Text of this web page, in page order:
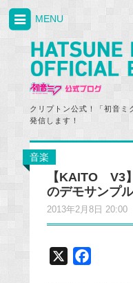
クリプトン公式！「初音ミ
発信します！
MENU
音楽
【KAITO V3
のデモサンプ
2013年2月8日 20:00